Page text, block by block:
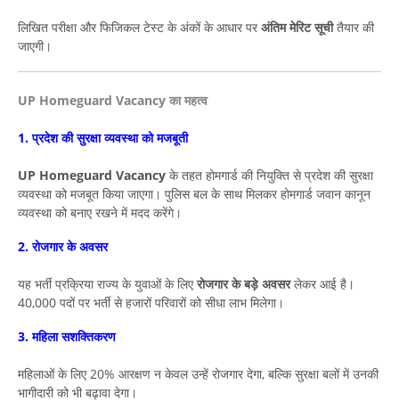
लिखित परीक्षा और फिजिकल टेस्ट के अंकों के आधार पर अंतिम मेरिट सूचीतैयार की
जाएगी।
UP Homeguard Vacancy का महत्व
1. प्रदेश की सुरक्षा व्यवस्था को मजबूती
UP Homeguard Vacancy के तहत होमगार्ड की नियुक्ति से प्रदेश की सुरक्षा
व्यवस्था को मजबूत किया जाएगा। पुलिस बल के साथ मिलकर होमगार्ड जवान कानून
व्यवस्था को बनाए रखने में मदद करेंगे।
2. रोजगार के अवसर
यह भर्ती प्रक्रिया राज्य के युवाओं के लिएरोजगार के बड़े अवसरलेकर आई है।
40,000 पदों पर भर्ती से हजारों परिवारों को सीधा लाभ मिलेगा।
3. महिला सशक्तिकरण
महिलाओं के लिए 20% आरक्षण न केवल उन्हें रोजगार देगा, बल्कि सुरक्षा बलों में उनकी
भागीदारी को भी बढ़ावा देगा।